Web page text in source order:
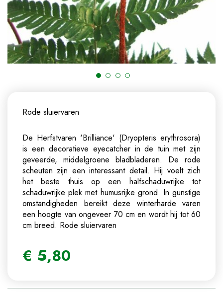
Rode sluiervaren
De Herfstvaren 'Brilliance' (Dryopteris erythrosora)
is een decoratieve eyecatcher in de tuin met zijn
geveerde, middelgroene bladbladeren. De rode
scheuten zijn een interessant detail. Hij voelt zich
het beste thuis op een halfschaduwrijke tot
schaduwrijke plek met humusrijke grond. In gunstige
omstandigheden bereikt deze winterharde varen
een hoogte van ongeveer 70 cm en wordt hij tot 60
cm breed. Rode sluiervaren
€ 5,80